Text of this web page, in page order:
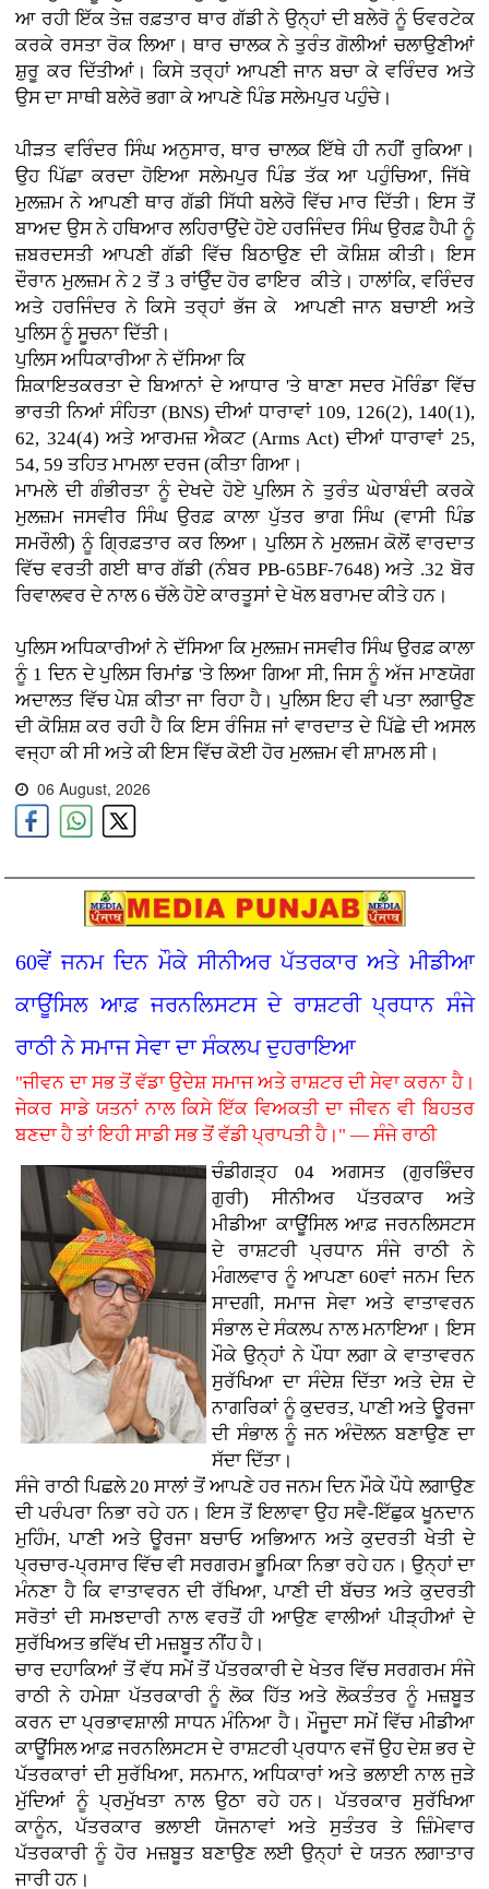
ਆ ਰਹੀ ਇੱਕ ਤੇਜ਼ ਰਫ਼ਤਾਰ ਥਾਰ ਗੱਡੀ ਨੇ ਉਨ੍ਹਾਂ ਦੀ ਬਲੇਰੋ ਨੂੰ ਓਵਰਟੇਕ
ਕਰਕੇ ਰਸਤਾ ਰੋਕ ਲਿਆ। ਥਾਰ ਚਾਲਕ ਨੇ ਤੁਰੰਤ ਗੋਲੀਆਂ ਚਲਾਉਣੀਆਂ
ਸ਼ੁਰੂ ਕਰ ਦਿੱਤੀਆਂ। ਕਿਸੇ ਤਰ੍ਹਾਂ ਆਪਣੀ ਜਾਨ ਬਚਾ ਕੇ ਵਰਿੰਦਰ ਅਤੇ
ਉਸ ਦਾ ਸਾਥੀ ਬਲੇਰੋ ਭਗਾ ਕੇ ਆਪਣੇ ਪਿੰਡ ਸਲੇਮਪੁਰ ਪਹੁੰਚੇ।
ਪੀੜਤ ਵਰਿੰਦਰ ਸਿੰਘ ਅਨੁਸਾਰ, ਥਾਰ ਚਾਲਕ ਇੱਥੇ ਹੀ ਨਹੀਂ ਰੁਕਿਆ।
ਉਹ ਪਿੱਛਾ ਕਰਦਾ ਹੋਇਆ ਸਲੇਮਪੁਰ ਪਿੰਡ ਤੱਕ ਆ ਪਹੁੰਚਿਆ, ਜਿੱਥੇ
ਮੁਲਜ਼ਮ ਨੇ ਆਪਣੀ ਥਾਰ ਗੱਡੀ ਸਿੱਧੀ ਬਲੇਰੋ ਵਿੱਚ ਮਾਰ ਦਿੱਤੀ। ਇਸ ਤੋਂ
ਬਾਅਦ ਉਸ ਨੇ ਹਥਿਆਰ ਲਹਿਰਾਉਂਦੇ ਹੋਏ ਹਰਜਿੰਦਰ ਸਿੰਘ ਉਰਫ਼ ਹੈਪੀ ਨੂੰ
ਜ਼ਬਰਦਸਤੀ ਆਪਣੀ ਗੱਡੀ ਵਿੱਚ ਬਿਠਾਉਣ ਦੀ ਕੋਸ਼ਿਸ਼ ਕੀਤੀ। ਇਸ
ਦੌਰਾਨ ਮੁਲਜ਼ਮ ਨੇ 2 ਤੋਂ 3 ਰਾਂਉੰਦ ਹੋਰ ਫਾਇਰ ਕੀਤੇ। ਹਾਲਾਂਕਿ, ਵਰਿੰਦਰ
ਅਤੇ ਹਰਜਿੰਦਰ ਨੇ ਕਿਸੇ ਤਰ੍ਹਾਂ ਭੱਜ ਕੇ ਆਪਣੀ ਜਾਨ ਬਚਾਈ ਅਤੇ
ਪੁਲਿਸ ਨੂੰ ਸੂਚਨਾ ਦਿੱਤੀ।
ਪੁਲਿਸ ਅਧਿਕਾਰੀਆ ਨੇ ਦੱਸਿਆ ਕਿ
ਸ਼ਿਕਾਇਤਕਰਤਾ ਦੇ ਬਿਆਨਾਂ ਦੇ ਆਧਾਰ 'ਤੇ ਥਾਣਾ ਸਦਰ ਮੋਰਿੰਡਾ ਵਿੱਚ
ਭਾਰਤੀ ਨਿਆਂ ਸੰਹਿਤਾ (BNS) ਦੀਆਂ ਧਾਰਾਵਾਂ 109, 126(2), 140(1),
62, 324(4) ਅਤੇ ਆਰਮਜ਼ ਐਕਟ (Arms Act) ਦੀਆਂ ਧਾਰਾਵਾਂ 25,
54, 59 ਤਹਿਤ ਮਾਮਲਾ ਦਰਜ (ਕੀਤਾ ਗਿਆ।
ਮਾਮਲੇ ਦੀ ਗੰਭੀਰਤਾ ਨੂੰ ਦੇਖਦੇ ਹੋਏ ਪੁਲਿਸ ਨੇ ਤੁਰੰਤ ਘੇਰਾਬੰਦੀ ਕਰਕੇ
ਮੁਲਜ਼ਮ ਜਸਵੀਰ ਸਿੰਘ ਉਰਫ਼ ਕਾਲਾ ਪੁੱਤਰ ਭਾਗ ਸਿੰਘ (ਵਾਸੀ ਪਿੰਡ
ਸਮਰੌਲੀ) ਨੂੰ ਗ੍ਰਿਫ਼ਤਾਰ ਕਰ ਲਿਆ। ਪੁਲਿਸ ਨੇ ਮੁਲਜ਼ਮ ਕੋਲੋਂ ਵਾਰਦਾਤ
ਵਿੱਚ ਵਰਤੀ ਗਈ ਥਾਰ ਗੱਡੀ (ਨੰਬਰ PB-65BF-7648) ਅਤੇ .32 ਬੋਰ
ਰਿਵਾਲਵਰ ਦੇ ਨਾਲ 6 ਚੱਲੇ ਹੋਏ ਕਾਰਤੂਸਾਂ ਦੇ ਖੋਲ ਬਰਾਮਦ ਕੀਤੇ ਹਨ।
ਪੁਲਿਸ ਅਧਿਕਾਰੀਆਂ ਨੇ ਦੱਸਿਆ ਕਿ ਮੁਲਜ਼ਮ ਜਸਵੀਰ ਸਿੰਘ ਉਰਫ਼ ਕਾਲਾ
ਨੂੰ 1 ਦਿਨ ਦੇ ਪੁਲਿਸ ਰਿਮਾਂਡ 'ਤੇ ਲਿਆ ਗਿਆ ਸੀ, ਜਿਸ ਨੂੰ ਅੱਜ ਮਾਣਯੋਗ
ਅਦਾਲਤ ਵਿੱਚ ਪੇਸ਼ ਕੀਤਾ ਜਾ ਰਿਹਾ ਹੈ। ਪੁਲਿਸ ਇਹ ਵੀ ਪਤਾ ਲਗਾਉਣ
ਦੀ ਕੋਸ਼ਿਸ਼ ਕਰ ਰਹੀ ਹੈ ਕਿ ਇਸ ਰੰਜਿਸ਼ ਜਾਂ ਵਾਰਦਾਤ ਦੇ ਪਿੱਛੇ ਦੀ ਅਸਲ
ਵਜ੍ਹਾ ਕੀ ਸੀ ਅਤੇ ਕੀ ਇਸ ਵਿੱਚ ਕੋਈ ਹੋਰ ਮੁਲਜ਼ਮ ਵੀ ਸ਼ਾਮਲ ਸੀ।
06 August, 2026
60ਵੇਂ ਜਨਮ ਦਿਨ ਮੌਕੇ ਸੀਨੀਅਰ ਪੱਤਰਕਾਰ ਅਤੇ ਮੀਡੀਆ
ਕਾਊਂਸਿਲ ਆਫ਼ ਜਰਨਲਿਸਟਸ ਦੇ ਰਾਸ਼ਟਰੀ ਪ੍ਰਧਾਨ ਸੰਜੇ
ਰਾਠੀ ਨੇ ਸਮਾਜ ਸੇਵਾ ਦਾ ਸੰਕਲਪ ਦੁਹਰਾਇਆ
"ਜੀਵਨ ਦਾ ਸਭ ਤੋਂ ਵੱਡਾ ਉਦੇਸ਼ ਸਮਾਜ ਅਤੇ ਰਾਸ਼ਟਰ ਦੀ ਸੇਵਾ ਕਰਨਾ ਹੈ।
ਜੇਕਰ ਸਾਡੇ ਯਤਨਾਂ ਨਾਲ ਕਿਸੇ ਇੱਕ ਵਿਅਕਤੀ ਦਾ ਜੀਵਨ ਵੀ ਬਿਹਤਰ
ਬਣਦਾ ਹੈ ਤਾਂ ਇਹੀ ਸਾਡੀ ਸਭ ਤੋਂ ਵੱਡੀ ਪ੍ਰਾਪਤੀ ਹੈ।" — ਸੰਜੇ ਰਾਠੀ
ਚੰਡੀਗੜ੍ਹ 04 ਅਗਸਤ (ਗੁਰਭਿੰਦਰ
ਗੁਰੀ)ਸੀਨੀਅਰ ਪੱਤਰਕਾਰ ਅਤੇ
ਮੀਡੀਆ ਕਾਊਂਸਿਲ ਆਫ਼ ਜਰਨਲਿਸਟਸ
ਦੇ ਰਾਸ਼ਟਰੀ ਪ੍ਰਧਾਨ ਸੰਜੇ ਰਾਠੀ ਨੇ
ਮੰਗਲਵਾਰ ਨੂੰ ਆਪਣਾ 60ਵਾਂ ਜਨਮ ਦਿਨ
ਸਾਦਗੀ, ਸਮਾਜ ਸੇਵਾ ਅਤੇ ਵਾਤਾਵਰਨ
ਸੰਭਾਲ ਦੇ ਸੰਕਲਪ ਨਾਲ ਮਨਾਇਆ। ਇਸ
ਮੌਕੇ ਉਨ੍ਹਾਂ ਨੇ ਪੌਧਾ ਲਗਾ ਕੇ ਵਾਤਾਵਰਨ
ਸੁਰੱਖਿਆ ਦਾ ਸੰਦੇਸ਼ ਦਿੱਤਾ ਅਤੇ ਦੇਸ਼ ਦੇ
ਨਾਗਰਿਕਾਂ ਨੂੰ ਕੁਦਰਤ, ਪਾਣੀ ਅਤੇ ਊਰਜਾ
ਦੀ ਸੰਭਾਲ ਨੂੰ ਜਨ ਅੰਦੋਲਨ ਬਣਾਉਣ ਦਾ
ਸੱਦਾ ਦਿੱਤਾ।
ਸੰਜੇ ਰਾਠੀ ਪਿਛਲੇ 20 ਸਾਲਾਂ ਤੋਂ ਆਪਣੇ ਹਰ ਜਨਮ ਦਿਨ ਮੌਕੇ ਪੌਧੇ ਲਗਾਉਣ
ਦੀ ਪਰੰਪਰਾ ਨਿਭਾ ਰਹੇ ਹਨ। ਇਸ ਤੋਂ ਇਲਾਵਾ ਉਹ ਸਵੈ-ਇੱਛੁਕ ਖੂਨਦਾਨ
ਮੁਹਿੰਮ, ਪਾਣੀ ਅਤੇ ਊਰਜਾ ਬਚਾਓ ਅਭਿਆਨ ਅਤੇ ਕੁਦਰਤੀ ਖੇਤੀ ਦੇ
ਪ੍ਰਚਾਰ-ਪ੍ਰਸਾਰ ਵਿੱਚ ਵੀ ਸਰਗਰਮ ਭੂਮਿਕਾ ਨਿਭਾ ਰਹੇ ਹਨ। ਉਨ੍ਹਾਂ ਦਾ
ਮੰਨਣਾ ਹੈ ਕਿ ਵਾਤਾਵਰਨ ਦੀ ਰੱਖਿਆ, ਪਾਣੀ ਦੀ ਬੱਚਤ ਅਤੇ ਕੁਦਰਤੀ
ਸਰੋਤਾਂ ਦੀ ਸਮਝਦਾਰੀ ਨਾਲ ਵਰਤੋਂ ਹੀ ਆਉਣ ਵਾਲੀਆਂ ਪੀੜ੍ਹੀਆਂ ਦੇ
ਸੁਰੱਖਿਅਤ ਭਵਿੱਖ ਦੀ ਮਜ਼ਬੂਤ ਨੀਂਹ ਹੈ।
ਚਾਰ ਦਹਾਕਿਆਂ ਤੋਂ ਵੱਧ ਸਮੇਂ ਤੋਂ ਪੱਤਰਕਾਰੀ ਦੇ ਖੇਤਰ ਵਿੱਚ ਸਰਗਰਮ ਸੰਜੇ
ਰਾਠੀ ਨੇ ਹਮੇਸ਼ਾ ਪੱਤਰਕਾਰੀ ਨੂੰ ਲੋਕ ਹਿੱਤ ਅਤੇ ਲੋਕਤੰਤਰ ਨੂੰ ਮਜ਼ਬੂਤ
ਕਰਨ ਦਾ ਪ੍ਰਭਾਵਸ਼ਾਲੀ ਸਾਧਨ ਮੰਨਿਆ ਹੈ। ਮੌਜੂਦਾ ਸਮੇਂ ਵਿੱਚ ਮੀਡੀਆ
ਕਾਊਂਸਿਲ ਆਫ਼ ਜਰਨਲਿਸਟਸ ਦੇ ਰਾਸ਼ਟਰੀ ਪ੍ਰਧਾਨ ਵਜੋਂ ਉਹ ਦੇਸ਼ ਭਰ ਦੇ
ਪੱਤਰਕਾਰਾਂ ਦੀ ਸੁਰੱਖਿਆ, ਸਨਮਾਨ, ਅਧਿਕਾਰਾਂ ਅਤੇ ਭਲਾਈ ਨਾਲ ਜੁੜੇ
ਮੁੱਦਿਆਂ ਨੂੰ ਪ੍ਰਮੁੱਖਤਾ ਨਾਲ ਉਠਾ ਰਹੇ ਹਨ। ਪੱਤਰਕਾਰ ਸੁਰੱਖਿਆ
ਕਾਨੂੰਨ, ਪੱਤਰਕਾਰ ਭਲਾਈ ਯੋਜਨਾਵਾਂ ਅਤੇ ਸੁਤੰਤਰ ਤੇ ਜ਼ਿੰਮੇਵਾਰ
ਪੱਤਰਕਾਰੀ ਨੂੰ ਹੋਰ ਮਜ਼ਬੂਤ ਬਣਾਉਣ ਲਈ ਉਨ੍ਹਾਂ ਦੇ ਯਤਨ ਲਗਾਤਾਰ
ਜਾਰੀ ਹਨ।